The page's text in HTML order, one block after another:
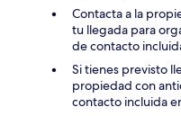
Contacta a la
tu llegada para
de contacto
Si tienes previsto
propiedad con
contacto incluida